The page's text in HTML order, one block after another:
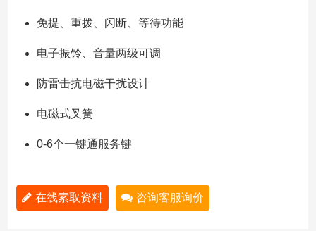
免提、重拨、闪断、等待功能
电子振铃、音量两级可调
防雷击抗电磁干扰设计
电磁式叉簧
0-6个一键通服务键
在线索取资料 咨询客服询价